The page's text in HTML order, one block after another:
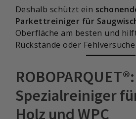
Deshalb schützt ein
Parkettreiniger für
Oberfläche am besten und
Rückstände oder
ROBOPARQUET®:
Spezialreiniger
Holz und WPC